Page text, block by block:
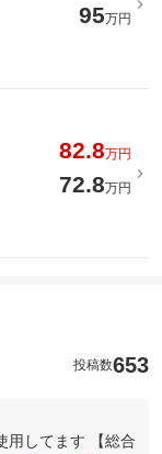
95万円
82.8万円
72.8万円
投稿数653
用してます 【総合